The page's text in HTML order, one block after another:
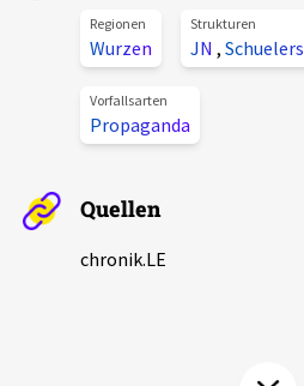
Pressemitteilungen
Projektbeschreibung
Kontakt
Unterstützer_innen
chronik.LE in der Presse
Regionen
Wurzen
Strukturen
JN ,
Vorfallsarten
Propaganda
Quellen
chronik.LE